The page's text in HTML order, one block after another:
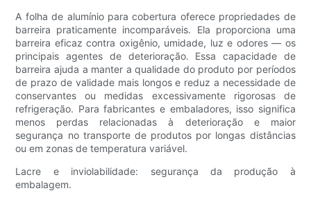
A folha de alumínio para cobertura oferece propriedades de
barreira praticamente incomparáveis. Ela proporciona uma
barreira eficaz contra oxigênio, umidade, luz e odores — os
principais agentes de deterioração. Essa capacidade de
barreira ajuda a manter a qualidade do produto por períodos
de prazo de validade mais longos e reduz a necessidade de
conservantes ou medidas excessivamente rigorosas de
refrigeração. Para fabricantes e embaladores, isso significa
menos perdas relacionadas à deterioração e maior
segurança no transporte de produtos por longas distâncias
ou em zonas de temperatura variável.
Lacre e inviolabilidade: segurança da produção à
embalagem.